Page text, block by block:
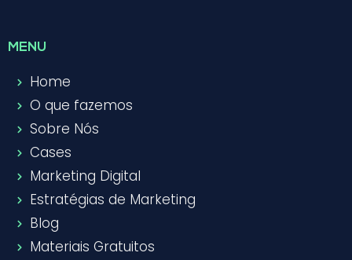
MENU
Home
O que fazemos
Sobre Nós
Cases
Marketing Digital
Estratégias de Marketing
Blog
Materiais Gratuitos